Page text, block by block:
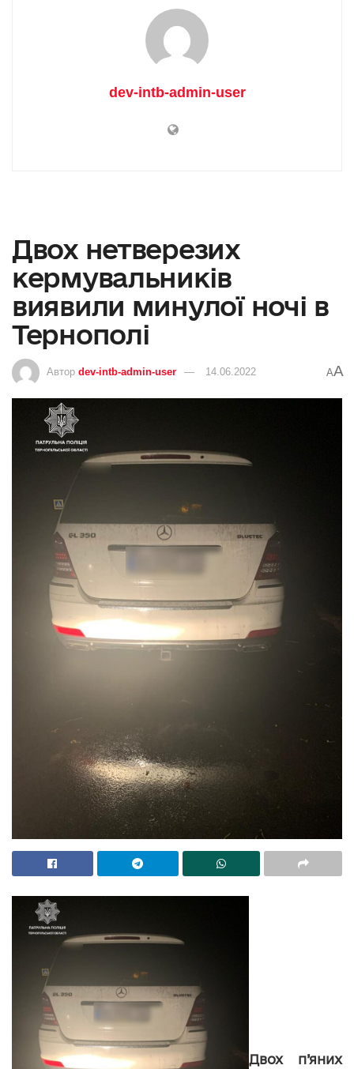
dev-intb-admin-user
Двох нетверезих
кермувальників
виявили минулої ночі в
Тернополі
Автор dev-intb-admin-user 14.06.2022 AA
Двох п’яних